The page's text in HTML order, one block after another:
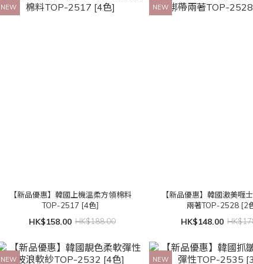
NEW
【新品優惠】韓國上機溫柔方領棉料
TOP-2517 [4色]
HK$158.00 HK$188.00
NEW
【新品優惠】韓國激美喱
兩著TOP-2528 [2
HK$148.00
NEW NEW